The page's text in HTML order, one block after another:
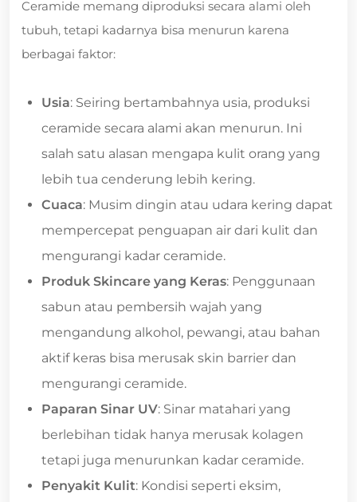
Ceramide memang diproduksi secara alami oleh
tubuh, tetapi kadarnya bisa menurun karena
berbagai faktor:
Usia: Seiring bertambahnya usia, produksi
ceramide secara alami akan menurun. Ini
salah satu alasan mengapa kulit orang yang
lebih tua cenderung lebih kering.
Cuaca: Musim dingin atau udara kering dapat
mempercepat penguapan air dari kulit dan
mengurangi kadar ceramide.
Produk Skincare yang Keras: Penggunaan
sabun atau pembersih wajah yang
mengandung alkohol, pewangi, atau bahan
aktif keras bisa merusak skin barrier dan
mengurangi ceramide.
Paparan Sinar UV: Sinar matahari yang
berlebihan tidak hanya merusak kolagen
tetapi juga menurunkan kadar ceramide.
Penyakit Kulit: Kondisi seperti eksim,